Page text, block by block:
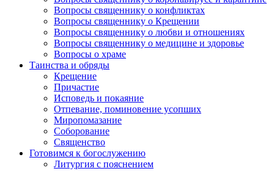
Вопросы священнику о конфликтах
Вопросы священнику о Крещении
Вопросы священнику о любви и отношениях
Вопросы священнику о медицине и здоровье
Вопросы о храме
Таинства и обряды
Крещение
Причастие
Исповедь и покаяние
Отпевание, поминовение усопших
Миропомазание
Соборование
Священство
Готовимся к богослужению
Литургия с пояснением